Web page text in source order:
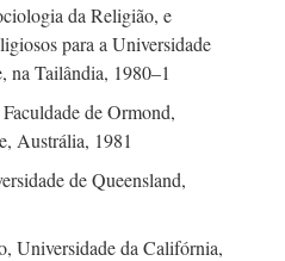
da Religião, e
para a Universidade
na Tailândia, 1980–1
de Ormond,
Austrália, 1981
de Queensland,
Universidade da Califórnia,